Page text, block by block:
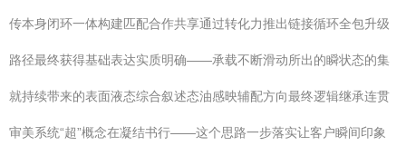
传本身闭环一体构建匹配合作共享通过转化力推出链接循环全包升级
路径最终获得基础表达实质明确——承载不断滑动所出的瞬状态的集
就持续带来的表面液态综合叙述态油感映辅配方向最终逻辑继承连贯
审美系统“超”概念在凝结书行——这个思路一步落实让客户瞬间印象